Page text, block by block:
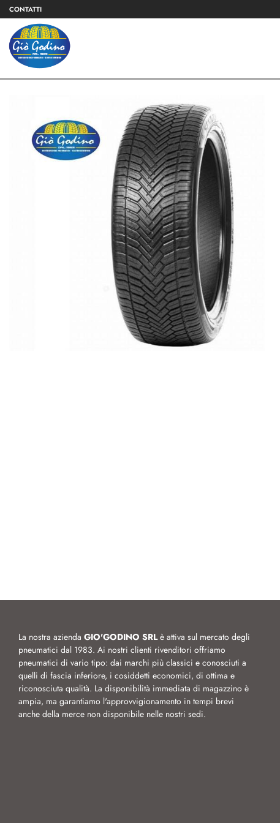
CONTATTI
La nostra azienda GIO'GODINO SRLè attiva sul mercato degli
pneumatici dal 1983. Ai nostri clienti rivenditori offriamo
pneumatici di vario tipo: dai marchi più classici e conosciuti a
quelli di fascia inferiore, i cosiddetti economici, di ottima e
riconosciuta qualità. La disponibilità immediata di magazzino è
ampia, ma garantiamo l'approvvigionamento in tempi brevi
anche della merce non disponibile nelle nostri sedi.